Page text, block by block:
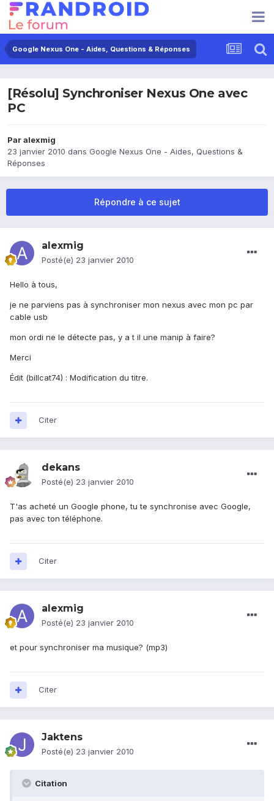
Google Nexus One - Aides, Questions & Réponses
[Résolu] Synchroniser Nexus One avec
PC
Paralexmig
23 janvier 2010 dans Google Nexus One - Aides, Questions &
Réponses
Répondre à ce sujet
alexmig
Posté(e) 23 janvier 2010
Hello à tous,
je ne parviens pas à synchroniser mon nexus avec mon pc par
cable usb
mon ordi ne le détecte pas, y a t il une manip à faire?
Merci
Édit (billcat74) : Modification du titre.
Citer
dekans
Posté(e) 23 janvier 2010
T'as acheté un Google phone, tu te synchronise avec Google,
pas avec ton téléphone.
Citer
alexmig
Posté(e) 23 janvier 2010
et pour synchroniser ma musique? (mp3)
Citer
Jaktens
Posté(e) 23 janvier 2010
Citation